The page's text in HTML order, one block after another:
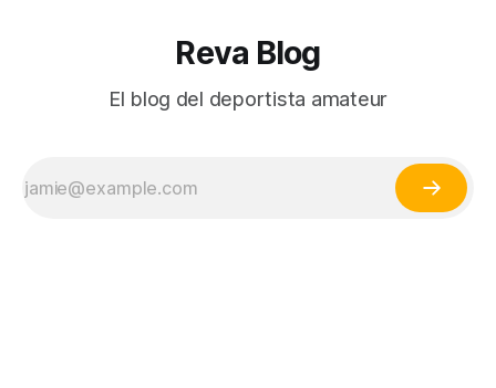
Reva Blog
El blog del deportista amateur